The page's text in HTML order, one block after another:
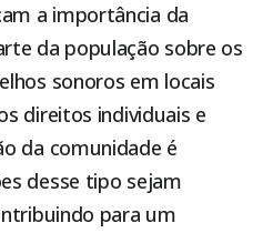
a importância da
da população sobre os
sonoros em locais
direitos individuais e
da comunidade é
desse tipo sejam
para um